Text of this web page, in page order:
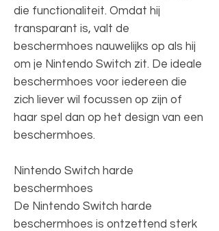
die functionaliteit. Omdat hij
transparant is, valt de
beschermhoes nauwelijks op als hij
om je Nintendo Switch zit. De ideale
beschermhoes voor iedereen die
zich liever wil focussen op zijn of
haar spel dan op het design van een
beschermhoes.
Nintendo Switch harde
beschermhoes
De Nintendo Switch harde
beschermhoes is ontzettend sterk